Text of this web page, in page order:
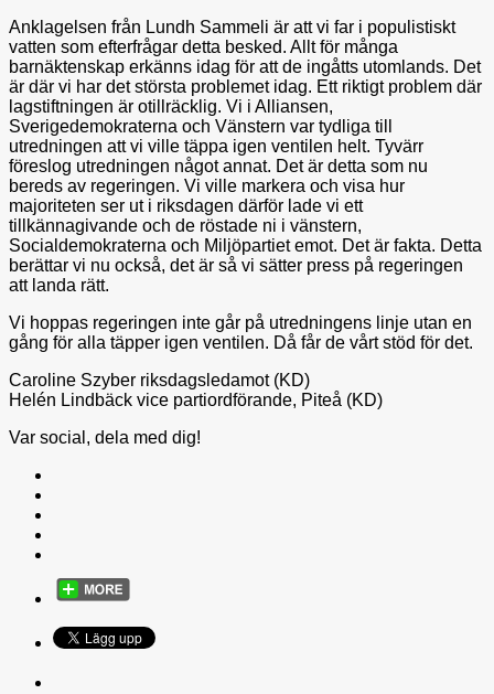
Anklagelsen från Lundh Sammeli är att vi far i populistiskt
vatten som efterfrågar detta besked. Allt för många
barnäktenskap erkänns idag för att de ingåtts utomlands. Det
är där vi har det största problemet idag. Ett riktigt problem där
lagstiftningen är otillräcklig. Vi i Alliansen,
Sverigedemokraterna och Vänstern var tydliga till
utredningen att vi ville täppa igen ventilen helt. Tyvärr
föreslog utredningen något annat. Det är detta som nu
bereds av regeringen. Vi ville markera och visa hur
majoriteten ser ut i riksdagen därför lade vi ett
tillkännagivande och de röstade ni i vänstern,
Socialdemokraterna och Miljöpartiet emot. Det är fakta. Detta
berättar vi nu också, det är så vi sätter press på regeringen
att landa rätt.
Vi hoppas regeringen inte går på utredningens linje utan en
gång för alla täpper igen ventilen. Då får de vårt stöd för det.
Caroline Szyber riksdagsledamot (KD)
Helén Lindbäck vice partiordförande, Piteå (KD)
Var social, dela med dig!